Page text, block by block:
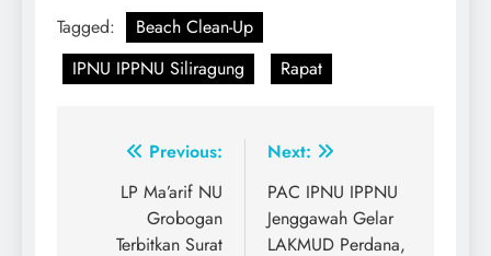
Tagged:
Beach Clean-Up
IPNU IPPNU Siliragung
Rapat
Post
navigation
Previous:
LP Ma’arif NU
Grobogan
Terbitkan Surat
Next:
PAC IPNU IPPNU
Jenggawah Gelar
LAKMUD Perdana,